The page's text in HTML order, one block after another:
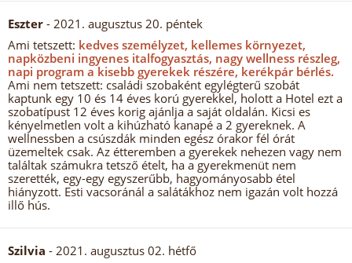
Eszter - 2021. augusztus 20. péntek
Ami tetszett: kedves személyzet, kellemes környezet,
napközbeni ingyenes italfogyasztás, nagy wellness részleg,
napi program a kisebb gyerekek részére, kerékpár bérlés.
Ami nem tetszett: családi szobaként egylégterű szobát
kaptunk egy 10 és 14 éves korú gyerekkel, holott a Hotel ezt a
szobatípust 12 éves korig ajánlja a saját oldalán. Kicsi es
kényelmetlen volt a kihúzható kanapé a 2 gyereknek. A
wellnessben a csúszdák minden egész órakor fél órát
üzemeltek csak. Az étteremben a gyerekek nehezen vagy nem
találtak számukra tetsző ételt, ha a gyerekmenüt nem
szerették, egy-egy egyszerűbb, hagyományosabb étel
hiányzott. Esti vacsoránál a salátákhoz nem igazán volt hozzá
illő hús.
Szilvia - 2021. augusztus 02. hétfő